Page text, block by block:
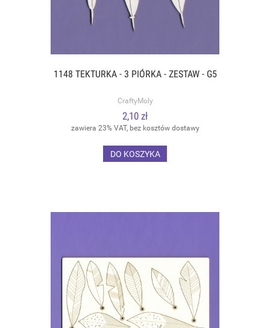
1148 TEKTURKA - 3 PIÓRKA - ZESTAW - G5
CraftyMoly
2,10 zł
zawiera 23% VAT, bez kosztów dostawy
DO KOSZYKA